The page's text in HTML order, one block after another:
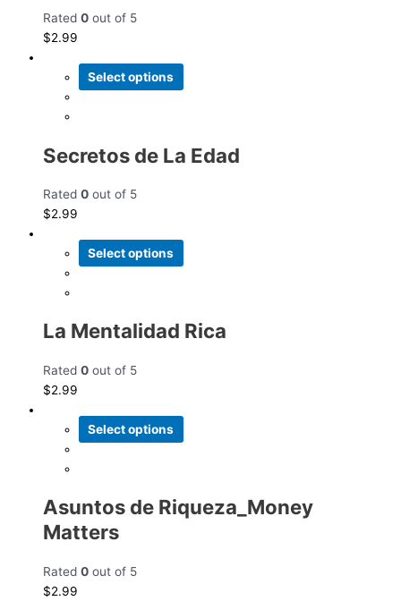
Rated 0 out of 5
$2.99
Select options
Secretos de La Edad
Rated 0 out of 5
$2.99
Select options
La Mentalidad Rica
Rated 0 out of 5
$2.99
Select options
Asuntos de Riqueza_Money
Matters
Rated 0 out of 5
$2.99